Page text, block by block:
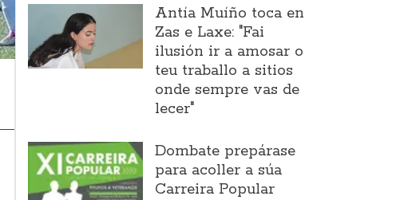
Antía Muíño toca en
Zas e Laxe: "Fai
ilusión ir a amosar o
teu traballo a sitios
onde sempre vas de
lecer"
Dombate prepárase
para acoller a súa
Carreira Popular